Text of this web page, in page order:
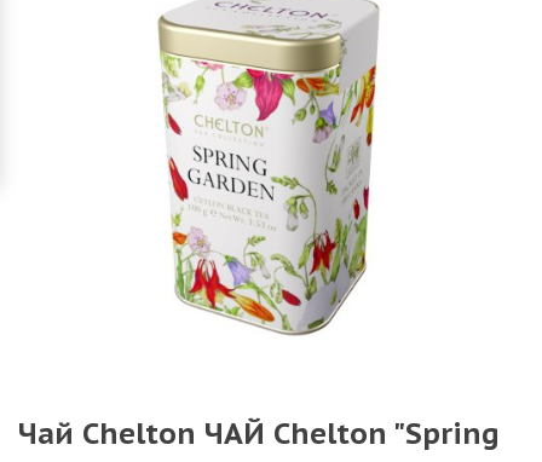
Чай Chelton ЧАЙ Chelton "Spring